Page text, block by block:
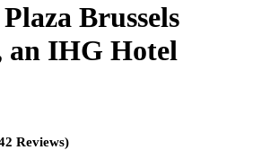
Brussels
IHG Hotel
Reviews)